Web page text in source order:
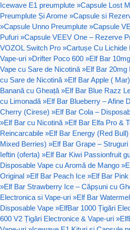
Icewave E1 preumplute »Capsule Lost
Preumplute Și Arome »Capsule si
»Capsule Unno Preumplute »Capsule
Pufuri »Capsule VEEV One – Rezerve
VOZOL Switch Pro »Cartușe Cu Lichide
Vape-uri »Drifter Poco 600 »Elf Bar
Vape cu Sare de Nicotină »Elf Bar 20mg
cu Sare de Nicotină »Elf Bar Apple ( Mar)
Banană cu Gheață »Elf Bar Blue Razz
cu Limonadă »Elf Bar Blueberry – Afine
Cherry (Cirese) »Elf Bar Cola –
»Elf Bar cu Nicotină »Elf Bar Elfa Pro &
Reincarcabile »Elf Bar Energy (Red Bull)
Mixed Berries) »Elf Bar Grape –
Ieftin (oferta) »Elf Bar Kiwi Passionfruit
Disposable Vape cu Aromă de Mango »
Original »Elf Bar Peach Ice »Elf Bar
»Elf Bar Strawberry Ice – Căpșuni cu
Electronica si Vape-uri »Elf Bar
Disposable Vape »ElfBar 1000 Țigări
600 V2 Țigări Electronice & Vape-uri »